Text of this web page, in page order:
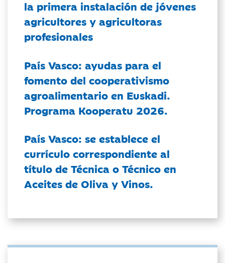
la primera instalación de jóvenes
agricultores y agricultoras
profesionales
País Vasco: ayudas para el
fomento del cooperativismo
agroalimentario en Euskadi.
Programa Kooperatu 2026.
País Vasco: se establece el
currículo correspondiente al
título de Técnica o Técnico en
Aceites de Oliva y Vinos.